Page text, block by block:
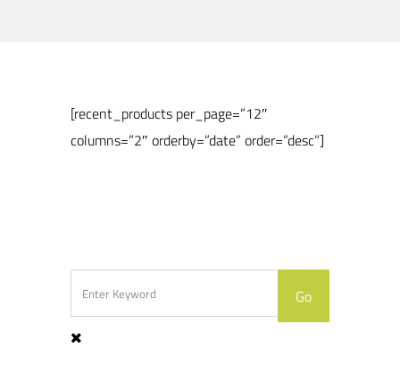
[recent_products per_page=”12″
columns=”2″ orderby=”date” order=”desc”]